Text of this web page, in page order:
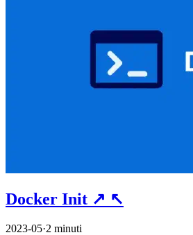
Docker Init ↗ ↖
2023-05·2 minuti